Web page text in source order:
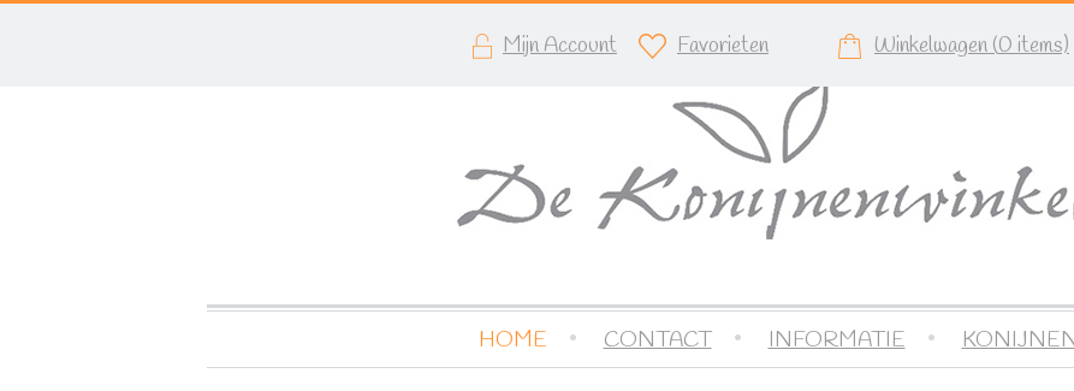
Mijn Account Favorieten Winkelwagen (0 items)
HOME CONTACT INFORMATIE